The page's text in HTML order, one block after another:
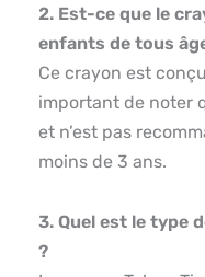
2. Est-ce que le
enfants de tous
Ce crayon est
important de noter
et n’est pas
moins de 3 ans.
3. Quel est le type
?